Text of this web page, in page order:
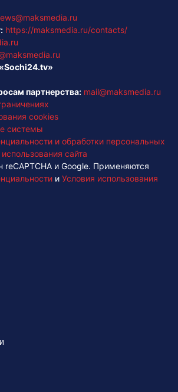
https://maksmedia.ru/contacts/
партнерства: mail@maksmedia.ru
cookies
системы
и обработки персональных
сайта
reCAPTCHA и Google. Применяются
и Условия использования